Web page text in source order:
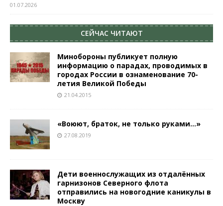
01.07.2026
СЕЙЧАС ЧИТАЮТ
Минобороны публикует полную
информацию о парадах, проводимых в
городах России в ознаменование 70-
летия Великой Победы
21.04.2015
«Воюют, браток, не только руками…»
27.08.2019
Дети военнослужащих из отдалённых
гарнизонов Северного флота
отправились на новогодние каникулы в
Москву